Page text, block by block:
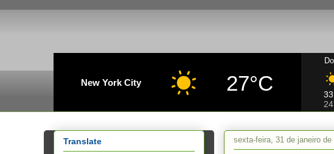
New York City 27°C
sexta-feira, 31 de janeiro de
Translate